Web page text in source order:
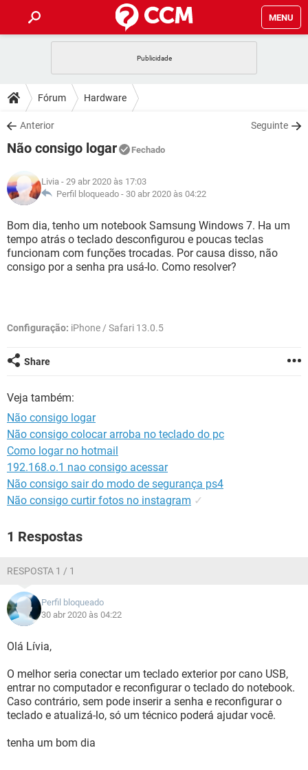
MENU
CELULAR
OUTLOOK
INSTAGRAM GMAIL
DICAS
JOGOS
INSTAGRAM
GUIA DE COMPRAS
DOWNLOADS
JOGOS WHATSAPP
OUTLOOK EXCEL
INSTAGRAM
GUIA DE COMPRAS
JOGOS
CELULAR
OUTLOOK EXCEL
INSTAGRAM GMAIL
GLOSSÁRIO
JOGOS WHATSAPP
CELULAR FACEBOOK
OUTLOOK EXCEL
Fórum Hardware
Anterior Seguinte
Não consigo logar Fechado
Livia - 29 abr 2020 às 17:03
Perfil bloqueado - 30 abr 2020 às 04:22
Bom dia, tenho um notebook Samsung Windows 7. Ha um
tempo atrás o teclado desconfigurou e poucas teclas
funcionam com funções trocadas. Por causa disso, não
consigo por a senha pra usá-lo. Como resolver?
Configuração: iPhone / Safari 13.0.5
Share
Veja também:
Não consigo logar
Não consigo colocar arroba no teclado do pc
Como logar no hotmail
192.168.o.1 nao consigo acessar
Não consigo sair do modo de segurança ps4
Não consigo curtir fotos no instagram ✓
1 Respostas
RESPOSTA 1 / 1
Perfil bloqueado
30 abr 2020 às 04:22
Olá Lívia,
O melhor seria conectar um teclado exterior por cano USB,
entrar no computador e reconfigurar o teclado do notebook.
Caso contrário, sem pode inserir a senha e reconfigurar o
teclado e atualizá-lo, só um técnico poderá ajudar você.
tenha um bom dia